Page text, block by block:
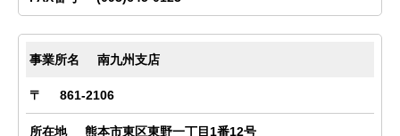
南九州支店
861-2106
熊本市東区東野一丁目1番12号